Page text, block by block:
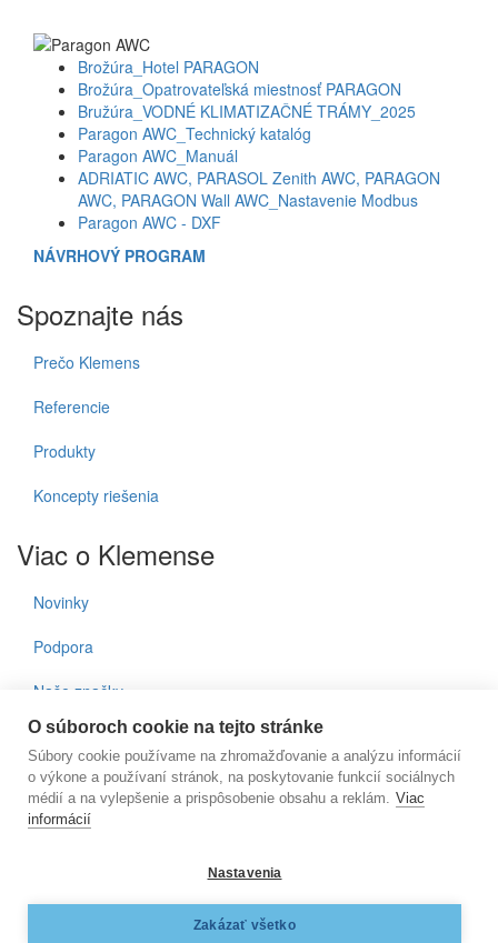
Brožúra_Hotel PARAGON
Brožúra_Opatrovateľská miestnosť PARAGON
Bružúra_VODNÉ KLIMATIZAČNÉ TRÁMY_2025
Paragon AWC_Technický katalóg
Paragon AWC_Manuál
ADRIATIC AWC, PARASOL Zenith AWC, PARAGON
AWC, PARAGON Wall AWC_Nastavenie Modbus
Paragon AWC - DXF
NÁVRHOVÝ PROGRAM
Spoznajte nás
Prečo Klemens
Referencie
Produkty
Koncepty riešenia
Viac o Klemense
Novinky
Podpora
Naše značky
Kontakty
Prihlásenie do noviniek
E-mail
KLEMENS, s.r.o., Nižnianska 6572/2, 080 06 Ľubotice, e-
klemens@klemens.sk, mobil: +42 (1) 917 350 013
O súboroch cookie na tejto stránke
Súbory cookie používame na zhromažďovanie a analýzu informácií
o výkone a používaní stránok, na poskytovanie funkcií sociálnych
médií a na vylepšenie a prispôsobenie obsahu a reklám. Viac
informácií
Nastavenia
Zakázať všetko